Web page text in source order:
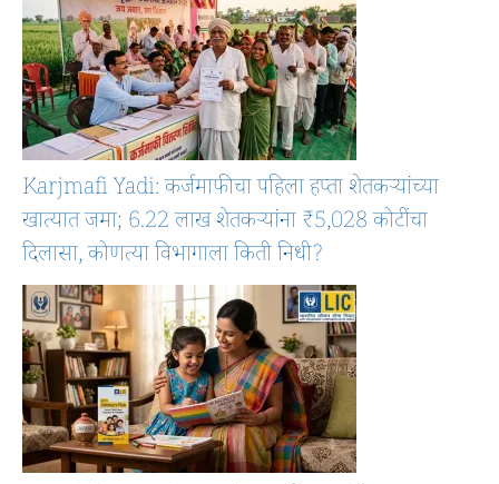
Karjmafi Yadi: कर्जमाफीचा पहिला हप्ता शेतकऱ्यांच्या
खात्यात जमा; 6.22 लाख शेतकऱ्यांना ₹5,028 कोटींचा
दिलासा, कोणत्या विभागाला किती निधी?